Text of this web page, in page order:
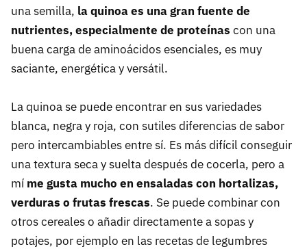
una semilla, la quinoa es una gran fuente de
nutrientes, especialmente de proteínas con una
buena carga de aminoácidos esenciales, es muy
saciante, energética y versátil.
La quinoa se puede encontrar en sus variedades
blanca, negra y roja, con sutiles diferencias de sabor
pero intercambiables entre sí. Es más difícil conseguir
una textura seca y suelta después de cocerla, pero a
mí me gusta mucho en ensaladas con hortalizas,
verduras o frutas frescas. Se puede combinar con
otros cereales o añadir directamente a sopas y
potajes, por ejemplo en las recetas de legumbres